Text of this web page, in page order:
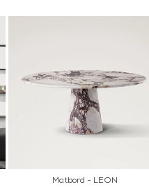
Matbord - LEON